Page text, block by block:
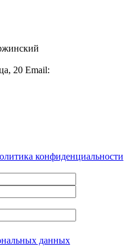
20 Email:
конфиденциальности
данных